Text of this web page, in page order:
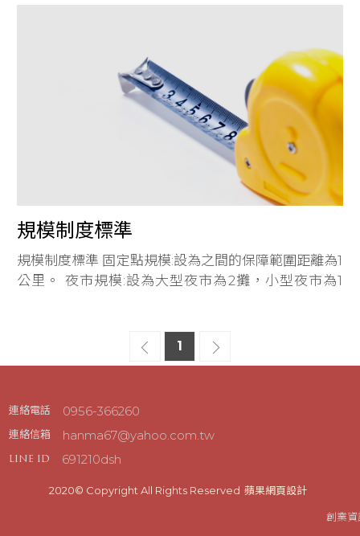
規模制度標準
規模制度標準 固定點規模:設為之間的保障範圍距離為1
公里。 夜市規模:設為大型夜市為2攤，小型夜市為1
1
連絡電話 0956-366260
連絡信箱 hanma67@yahoo.com.tw
line id 691210dsh
2020© Copyright All Rights Reserved 蘋果網頁設計
創業資